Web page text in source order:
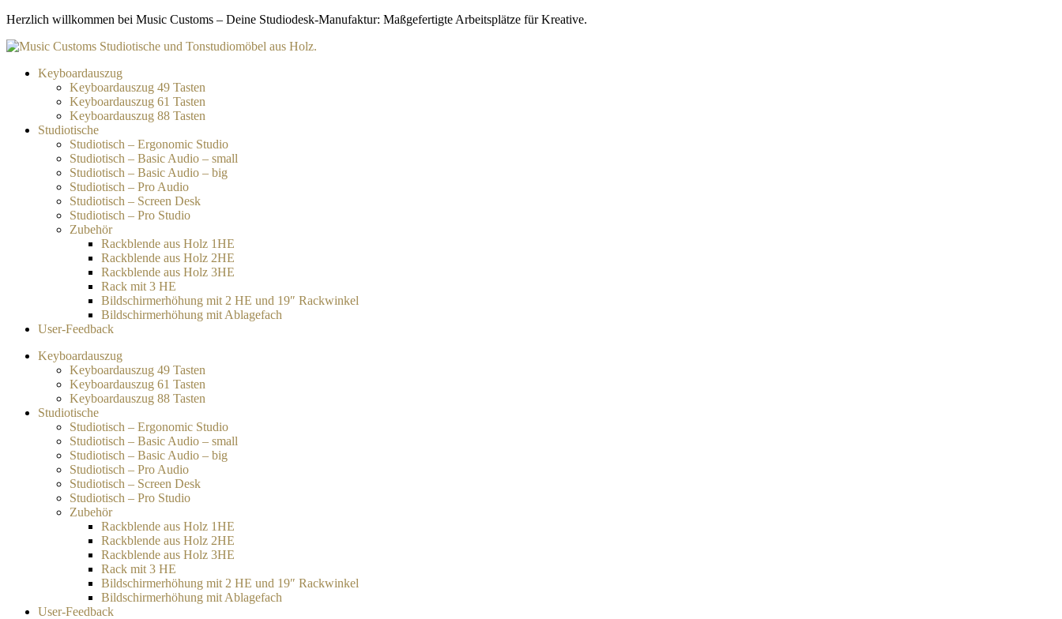
Zum
springen
Herzlich willkommen bei Music Customs – Deine Studiodesk-Manufaktur: Maßgefertigte Arbeitsplätze für Kreative.
Keyboardauszug
Keyboardauszug 49 Tasten
Keyboardauszug 61 Tasten
Keyboardauszug 88 Tasten
Studiotische
Studiotisch – Ergonomic Studio
Studiotisch – Basic Audio – small
Studiotisch – Basic Audio – big
Studiotisch – Pro Audio
Studiotisch – Screen Desk
Studiotisch – Pro Studio
Zubehör
Rackblende aus Holz 1HE
Rackblende aus Holz 2HE
Rackblende aus Holz 3HE
Rack mit 3 HE
Bildschirmerhöhung mit 2 HE und 19″ Rackwinkel
Bildschirmerhöhung mit Ablagefach
User-Feedback
Keyboardauszug
Keyboardauszug 49 Tasten
Keyboardauszug 61 Tasten
Keyboardauszug 88 Tasten
Studiotische
Studiotisch – Ergonomic Studio
Studiotisch – Basic Audio – small
Studiotisch – Basic Audio – big
Studiotisch – Pro Audio
Studiotisch – Screen Desk
Studiotisch – Pro Studio
Zubehör
Rackblende aus Holz 1HE
Rackblende aus Holz 2HE
Rackblende aus Holz 3HE
Rack mit 3 HE
Bildschirmerhöhung mit 2 HE und 19″ Rackwinkel
Bildschirmerhöhung mit Ablagefach
User-Feedback